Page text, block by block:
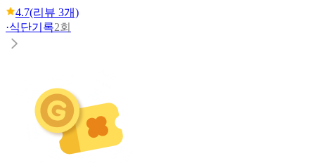
4.7(리뷰 3개)
·식단기록2회